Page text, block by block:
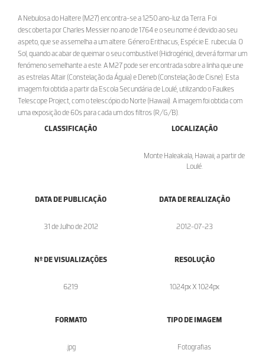
A Nebulosa do Haltere (M27) encontra-se a 1250 ano-luz da Terra. Foi
descoberta por Charles Messier no ano de 1764 e o seu nome é devido ao seu
aspeto, que se assemelha a um altere. Género:Erithacus; Espécie:E. rubecula. O
Sol, quando acabar de queimar o seu combustível (Hidrogénio), deverá formar um
fenómeno semelhante a este. A M27 pode ser encontrada sobre a linha que une
as estrelas Altair (Constelação da Águia) e Deneb (Constelação de Cisne). Esta
imagem foi obtida a partir da Escola Secundária de Loulé, utilizando o Faulkes
Telescope Project, com o telescópio do Norte (Hawaii). A imagem foi obtida com
uma exposição de 60s para cada um dos filtros (R/G/B).
CLASSIFICAÇÃO
LOCALIZAÇÃO
Monte Haleakala, Hawaii, a partir de
Loulé.
DATA DE PUBLICAÇÃO
31 de Julho de 2012
DATA DE REALIZAÇÃO
2012-07-23
Nº DE VISUALIZAÇÕES
6219
RESOLUÇÃO
1024px X 1024px
FORMATO
.jpg
TIPO DE IMAGEM
Fotografias